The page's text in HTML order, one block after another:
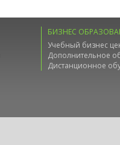
БИЗНЕС
Учебный бизнес
Дополнительное
Дистанционное